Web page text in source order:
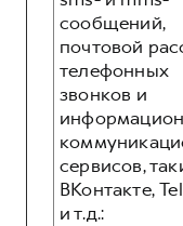
сообщений,
почтовой
телефонных
звонков и
сервисов,
ВКонтакте,
и т.д.: